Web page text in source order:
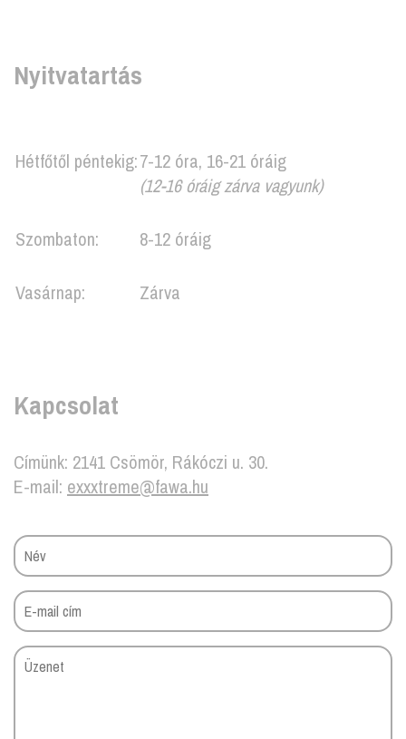
Nyitvatartás
Hétfőtől péntekig:7-12 óra, 16-21 óráig
(12-16 óráig zárva vagyunk)
Szombaton: 8-12 óráig
Vasárnap: Zárva
Kapcsolat
Címünk: 2141 Csömör, Rákóczi u. 30.
E-mail: exxxtreme@fawa.hu